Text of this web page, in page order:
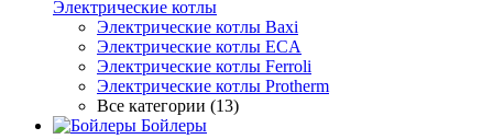
Электрические котлы
Электрические котлы Baxi
Электрические котлы ECA
Электрические котлы Ferroli
Электрические котлы Protherm
Все категории (13)
Бойлеры